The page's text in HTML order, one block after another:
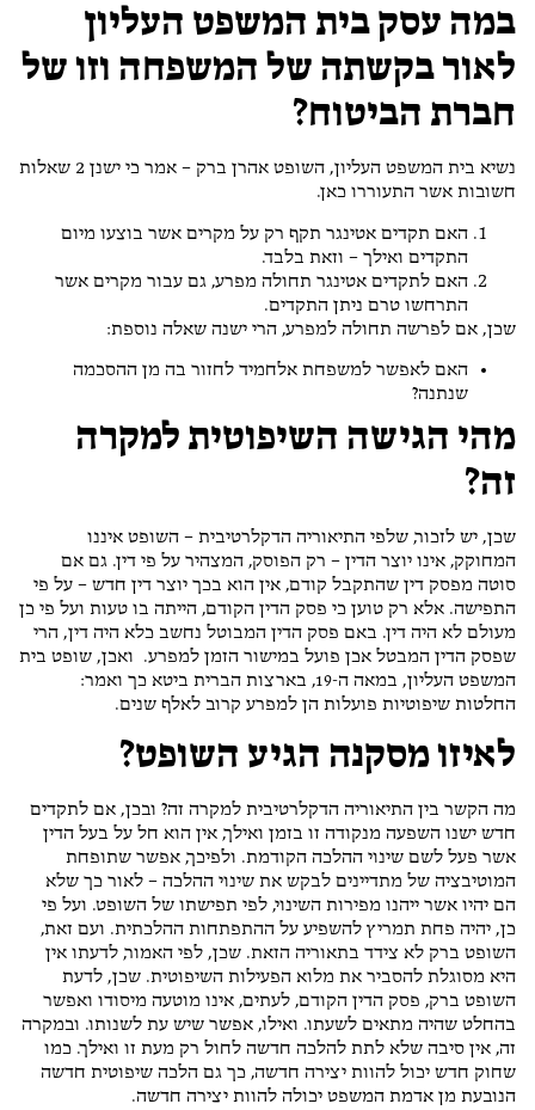
במה עסק בית המשפט העליון
לאור בקשתה של המשפחה וזו של
חברת הביטוח?
נשיא בית המשפט העליון, השופט אהרן ברק – אמר כי ישנן 2 שאלות
חשובות אשר התעוררו כאן.
האם תקדים אטינגר תקף רק על מקרים אשר בוצעו מיום
התקדים ואילך – וזאת בלבד.
האם לתקדים אטינגר תחולה מפרע, גם עבור מקרים אשר
התרחשו טרם ניתן התקדים.
שכן, אם לפרשה תחולה למפרע, הרי ישנה שאלה נוספת:
האם לאפשר למשפחת אלחמיד לחזור בה מן ההסכמה
שנתנה?
מהי הגישה השיפוטית למקרה
זה?
שכן, יש לזכור, שלפי התיאוריה הדקלרטיבית – השופט איננו
המחוקק, אינו יוצר הדין – רק הפוסק, המצהיר על פי דין. גם אם
סוטה מפסק דין שהתקבל קודם, אין הוא בכך יוצר דין חדש – על פי
התפישה. אלא רק טוען כי פסק הדין הקודם, הייתה בו טעות ועל פי כן
מעולם לא היה דין. באם פסק הדין המבוטל נחשב כלא היה דין, הרי
שפסק הדין המבטל אכן פועל במישור הזמן למפרע. ואכן, שופט בית
המשפט העליון, במאה ה-19, בארצות הברית ביטא כך ואמר:
החלטות שיפוטיות פועלות הן למפרע קרוב לאלף שנים.
לאיזו מסקנה הגיע השופט?
מה הקשר בין התיאוריה הדקלרטיבית למקרה זה? ובכן, אם לתקדים
חדש ישנו השפעה מנקודה זו בזמן ואילך, אין הוא חל על בעל הדין
אשר פעל לשם שינוי ההלכה הקודמת. ולפיכך, אפשר שתופחת
המוטיבציה של מתדיינים לבקש את שינוי ההלכה – לאור כך שלא
הם יהיו אשר ייהנו מפירות השינוי, לפי תפישתו של השופט. ועל פי
כן, יהיה פחת תמריץ להשפיע על ההתפתחות ההלכתית. ועם זאת,
השופט ברק לא צידד בתאוריה הזאת. שכן, לפי האמור, לדעתו אין
היא מסוגלת להסביר את מלוא הפעילות השיפוטית. שכן, לדעת
השופט ברק, פסק הדין הקודם, לעתים, אינו מוטעה מיסודו ואפשר
בהחלט שהיה מתאים לשעתו. ואילו, אפשר שיש עת לשנותו. ובמקרה
זה, אין סיבה שלא לתת להלכה חדשה לחול רק מעת זו ואילך. כמו
שחוק חדש יכול להוות יצירה חדשה, כך גם הלכה שיפוטית חדשה
הנובעת מן אדמת המשפט יכולה להוות יצירה חדשה.